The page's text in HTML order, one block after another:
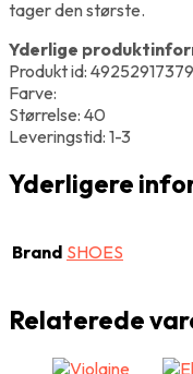
tager den største.
Yderlige
Produkt id:
Farve:
Størrelse: 40
Leveringstid: 1-3
Yderligere
Brand SHOES
Relaterede